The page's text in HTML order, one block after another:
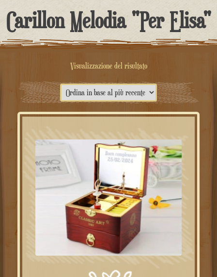
Carillon Melodia "Per Elisa"
Visualizzazione del risultato